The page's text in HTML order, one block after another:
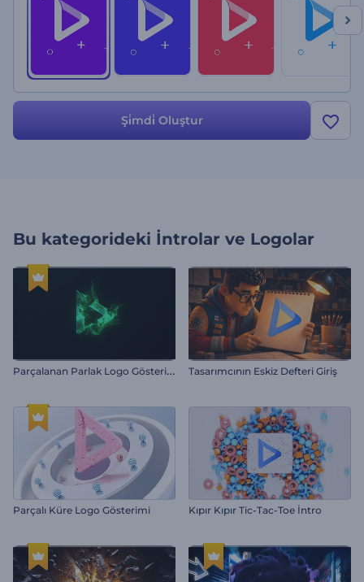
Şi̇mdi̇ Oluştur
Bu kategorideki İntrolar ve Logolar
P
arçalanan Parlak Logo Gösterimi Tasarımcının Eskiz Defteri Giriş
Parçalı Küre Logo Gösterimi Kıpır Kıpır Tic-Tac-Toe İntro